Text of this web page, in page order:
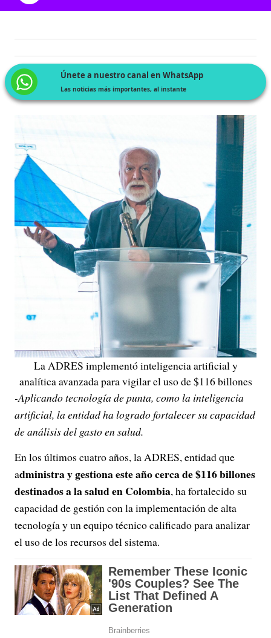
Únete a nuestro canal en WhatsApp
Las noticias más importantes, al instante
La ADRES implementó inteligencia artificial y
analítica avanzada para vigilar el uso de $116 billones
-Aplicando tecnología de punta, como la inteligencia
artificial, la entidad ha logrado fortalecer su capacidad
de análisis del gasto en salud.
En los últimos cuatro años, la ADRES, entidad que
administra y gestiona este año cerca de $116 billones
destinados a la salud en Colombia, ha fortalecido su
capacidad de gestión con la implementación de alta
tecnología y un equipo técnico calificado para analizar
el uso de los recursos del sistema.